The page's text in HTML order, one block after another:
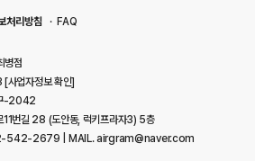
처리방침 FAQ
병점
[사업자정보 확인]
-2042
번길 28 (도안동, 럭키프라자3) 5층
542-2679 | MAIL. airgram@naver.com